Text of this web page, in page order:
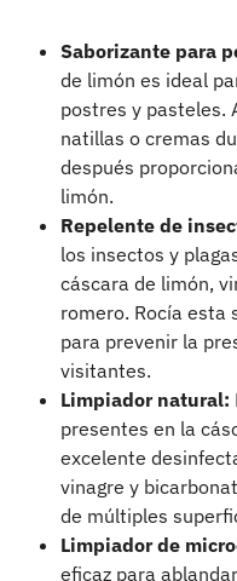
Saborizante para
de limón es ideal
postres y pasteles.
natillas o cremas
después
limón.
Repelente de
los insectos y
cáscara de limón,
romero. Rocía esta
para prevenir la
visitantes.
Limpiador natural:
presentes en la
excelente
vinagre y
de múltiples
Limpiador de
eficaz para